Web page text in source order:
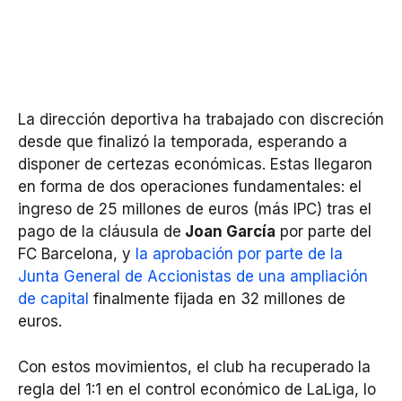
La dirección deportiva ha trabajado con discreción
desde que finalizó la temporada, esperando a
disponer de certezas económicas. Estas llegaron
en forma de dos operaciones fundamentales: el
ingreso de 25 millones de euros (más IPC) tras el
pago de la cláusula de Joan García por parte del
FC Barcelona, y la aprobación por parte de la
Junta General de Accionistas de una ampliación
de capital finalmente fijada en 32 millones de
euros.
Con estos movimientos, el club ha recuperado la
regla del 1:1 en el control económico de LaLiga, lo